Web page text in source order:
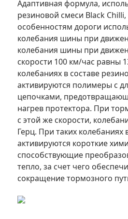
Адаптивная формула,
резиновой смеси Black
особенностям дороги
колебания шины при
колебания шины при
скорости 100 км/час равны
колебаниях в составе
активируются полимеры с
цепочками,
нагрев протектора. При
с этой же скорости,
Герц. При таких колебаниях
активируются короткие
способствующие
тепло, за счет чего
сокращение тормозного